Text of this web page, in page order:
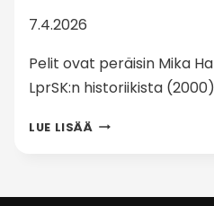
7.4.2026
Pelit ovat peräisin Mika
LprSK:n historiikista
LUE LISÄÄ PELEJÄ